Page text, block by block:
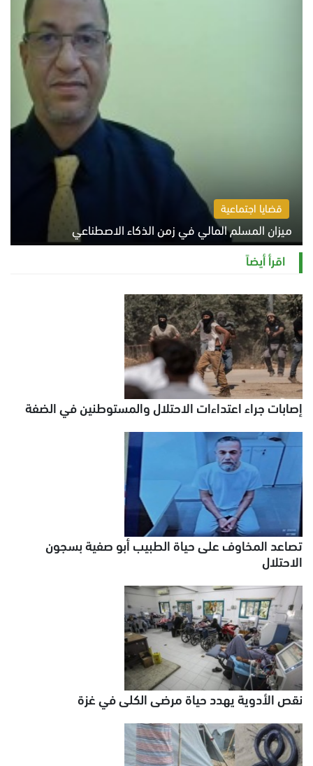
قضايا اجتماعية
ميزان المسلم المالي في زمن الذكاء الاصطناعي
السبت 8 أغسطس 2026 11:21 ص
اقرأ أيضاً
إصابات جراء اعتداءات الاحتلال والمستوطنين في الضفة
تصاعد المخاوف على حياة الطبيب أبو صفية بسجون
الاحتلال
نقص الأدوية يهدد حياة مرضى الكلى في غزة